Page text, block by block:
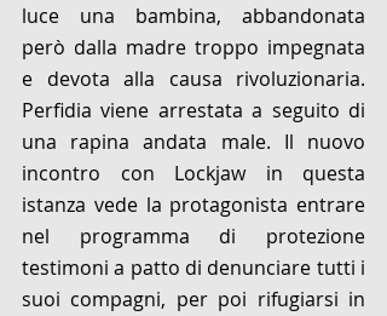
luce una bambina, abbandonata
però dalla madre troppo impegnata
e devota alla causa rivoluzionaria.
Perfidia viene arrestata a seguito di
una rapina andata male. Il nuovo
incontro con Lockjaw in questa
istanza vede la protagonista entrare
nel programma di protezione
testimoni a patto di denunciare tutti i
suoi compagni, per poi rifugiarsi in